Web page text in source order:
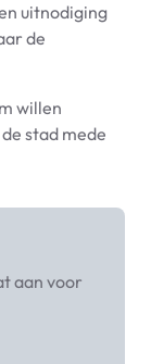
uitnodiging
de
willen
stad mede
aan voor